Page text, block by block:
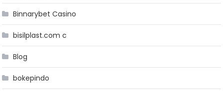
Binnarybet Casino
bisilplast.com c
Blog
bokepindo